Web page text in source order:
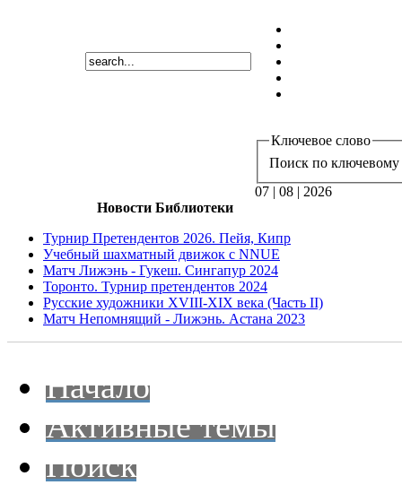
Ключевое слово
Поиск по ключевому
07 | 08 | 2026
Новости Библиотеки
Турнир Претендентов 2026. Пейя, Кипр
Учебный шахматный движок с NNUE
Матч Лижэнь - Гукеш. Сингапур 2024
Торонто. Турнир претендентов 2024
Русские художники XVIII-XIX века (Часть II)
Матч Непомнящий - Лижэнь. Астана 2023
Начало
Активные темы
Поиск